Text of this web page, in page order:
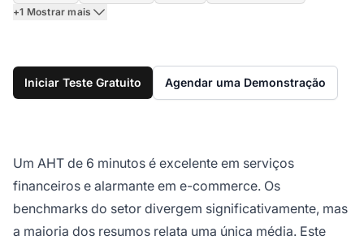
+1 Mostrar mais
Iniciar Teste Gratuito Agendar uma Demonstração
Um AHT de 6 minutos é excelente em serviços
financeiros e alarmante em e-commerce. Os
benchmarks do setor divergem significativamente, mas
a maioria dos resumos relata uma única média. Este